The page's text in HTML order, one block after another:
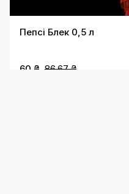
Пепсі Блек 0,5 л
60 ₴ 86.67 ₴